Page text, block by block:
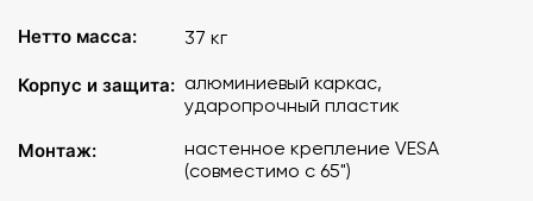
Нетто масса: 37 кг
Корпус и защита: алюминиевый каркас,
ударопрочный пластик
Монтаж:
настенное крепление VESA
(совместимо с 65")